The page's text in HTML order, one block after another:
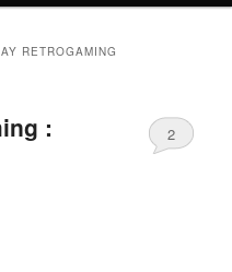
RETROGAMING
:
2